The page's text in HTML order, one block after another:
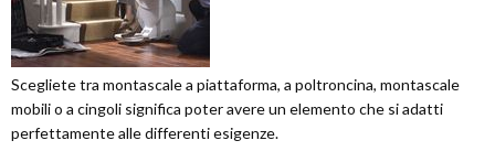
Scegliete tra montascale a piattaforma, a poltroncina, montascale
mobili o a cingoli significa poter avere un elemento che si adatti
perfettamente alle differenti esigenze.